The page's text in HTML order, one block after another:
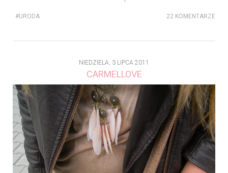
#URODA 22 KOMENTARZE
NIEDZIELA, 3 LIPCA 2011
CARMELLOVE